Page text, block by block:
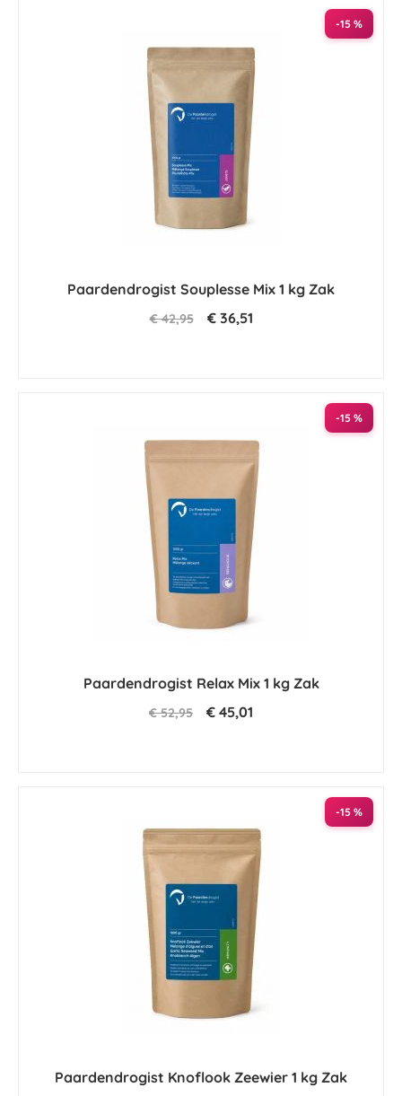
-15 %
Paardendrogist Souplesse Mix 1 kg Zak
€ 42,95 € 36,51
-15 %
Paardendrogist Relax Mix 1 kg Zak
€ 52,95 € 45,01
-15 %
Paardendrogist Knoflook Zeewier 1 kg Zak